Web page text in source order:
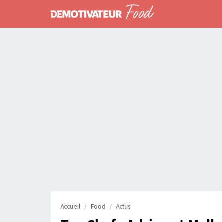
Accueil Food Actus